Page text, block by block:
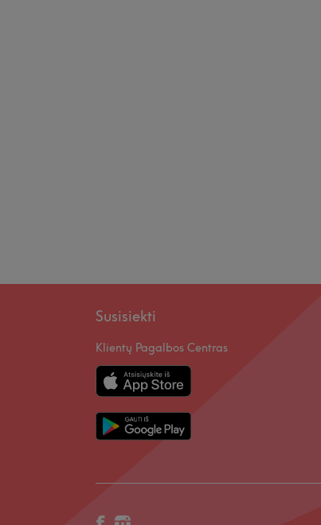
Susisiekti
Klientų Pagalbos Centras